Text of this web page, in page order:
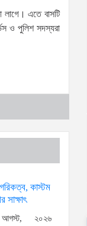
লাগে। এতে বাসটি
ও পুলিশ সদস্যরা
কাস্টম
সাক্ষাৎ
২০২৬